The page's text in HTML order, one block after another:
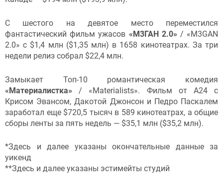
С шестого на девятое место переместился
фантастический фильм ужасов «М3ГАН 2.0» / «M3GAN
2.0» с $1,4 млн ($1,35 млн) в 1658 кинотеатрах. За три
недели релиз собрал $22,4 млн.
Замыкает Топ-10 романтическая комедия
«Материалистка» / «Materialists». Фильм от А24 с
Крисом Эвансом, Дакотой Джонсон и Педро Паскалем
заработал еще $720,5 тысяч в 589 кинотеатрах, а общие
сборы ленты за пять недель — $35,1 млн ($35,2 млн).
*Здесь и далее указаны окончательные данные за
уикенд
**Здесь и далее указаны эстимейты студий